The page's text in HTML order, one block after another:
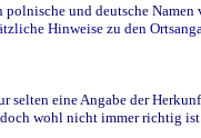
und deutsche
Hinweise zu den
selten eine Angabe der
wohl nicht immer richtig